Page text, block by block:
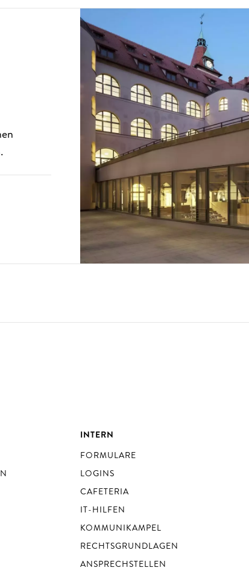
INTERN
FORMULARE
LOGINS
CAFETERIA
IT-HILFEN
KOMMUNIKAMPEL
RECHTSGRUNDLAGEN
ANSPRECHSTELLEN